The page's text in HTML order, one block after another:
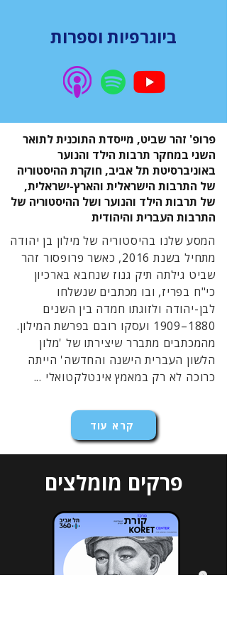
ביוגרפיות וספרות
פרופ' זהר שביט, מייסדת התוכנית לתואר
השני במחקר תרבות הילד והנוער
באוניברסיטת תל אביב, חוקרת ההיסטוריה
של התרבות הישראלית והארץ-ישראלית,
של תרבות הילד והנוער ושל ההיסטוריה של
התרבות העברית והיהודית
המסע שלנו בהיסטוריה של מילון בן יהודה
מתחיל בשנת 2016, כאשר פרופסור זהר
שביט גילתה תיק גנוז שנחבא בארכיון
כי"ח בפריז, ובו מכתבים שנשלחו
לבן-יהודה ולזוגתו חמדה בין השנים
1880–1909 ועסקו רובם בפרשת המילון.
מהמכתבים מתברר שיצירתו של 'מלון
הלשון העברית הישנה והחדשה' הייתה
כרוכה לא רק במאמץ אינטלקטואלי ...
קרא עוד
פרקים מומלצים